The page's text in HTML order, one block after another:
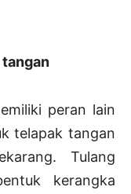
peran lain
telapak tangan
Tulang
kerangka